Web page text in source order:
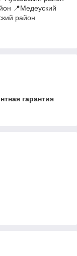
📍Медеуский
район
гарантия